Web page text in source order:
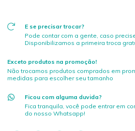
E se precisar trocar?
Pode contar com a gente, caso
Disponibilizamos a primeira troca
Exceto produtos na promoção!
Não trocamos produtos comprados em
medidas para escolher seu tamanho
Ficou com alguma duvida?
Fica tranquila, você pode entrar em
do nosso Whatsapp!